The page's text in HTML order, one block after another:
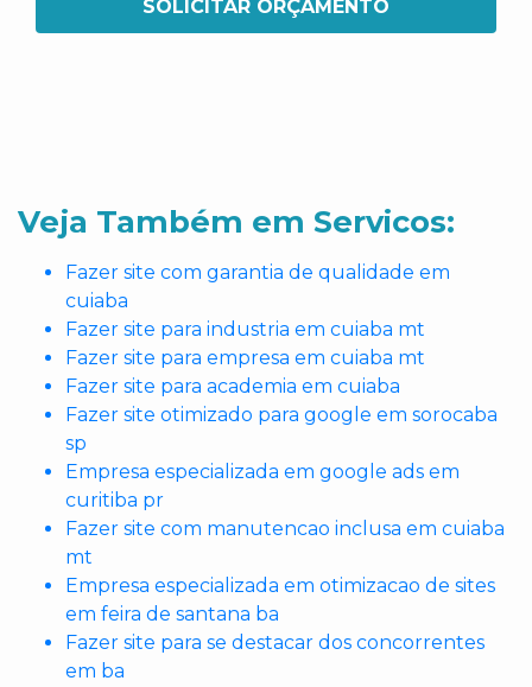
SOLICITAR ORÇAMENTO
Veja Também em Servicos:
Fazer site com garantia de qualidade em
cuiaba
Fazer site para industria em cuiaba mt
Fazer site para empresa em cuiaba mt
Fazer site para academia em cuiaba
Fazer site otimizado para google em sorocaba
sp
Empresa especializada em google ads em
curitiba pr
Fazer site com manutencao inclusa em cuiaba
mt
Empresa especializada em otimizacao de sites
em feira de santana ba
Fazer site para se destacar dos concorrentes
em ba